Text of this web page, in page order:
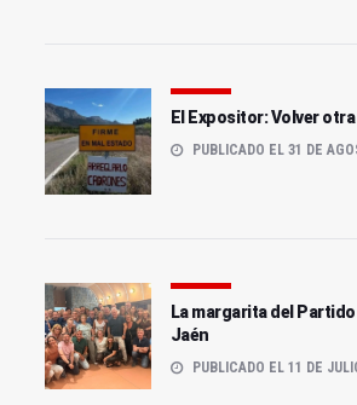
El Expositor: Volver otra
PUBLICADO EL 31 DE
La margarita del
Jaén
PUBLICADO EL 11 DE